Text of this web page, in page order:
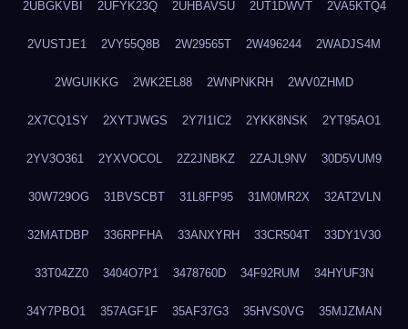
2UBGKVBI 2UFYK23Q 2UHBAVSU 2UT1DWVT 2VA5KTQ4
2VUSTJE1 2VY55Q8B 2W29565T 2W496244 2WADJS4M
2WGUIKKG 2WK2EL88 2WNPNKRH 2WV0ZHMD
2X7CQ1SY 2XYTJWGS 2Y7I1IC2 2YKK8NSK 2YT95AO1
2YV3O361 2YXVOCOL 2Z2JNBKZ 2ZAJL9NV 30D5VUM9
30W729OG 31BVSCBT 31L8FP95 31M0MR2X 32AT2VLN
32MATDBP 336RPFHA 33ANXYRH 33CR504T 33DY1V30
33T04ZZ0 3404O7P1 3478760D 34F92RUM 34HYUF3N
34Y7PBO1 357AGF1F 35AF37G3 35HVS0VG 35MJZMAN